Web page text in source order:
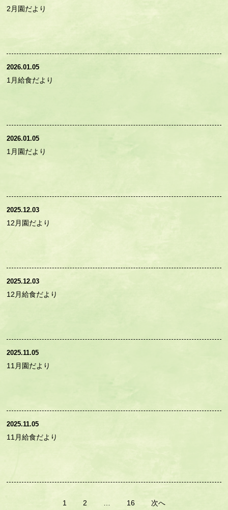
2月園だより
2026.01.05
1月給食だより
2026.01.05
1月園だより
2025.12.03
12月園だより
2025.12.03
12月給食だより
2025.11.05
11月園だより
2025.11.05
11月給食だより
1 2 16 次へ